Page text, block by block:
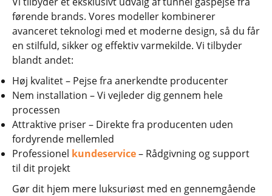
førende brands. Vores modeller kombinerer
avanceret teknologi med et moderne design, så du får
en stilfuld, sikker og effektiv varmekilde. Vi tilbyder
blandt andet:
Høj kvalitet – Pejse fra anerkendte producenter
Nem installation – Vi vejleder dig gennem hele
processen
Attraktive priser – Direkte fra producenten uden
fordyrende mellemled
Professionel kundeservice– Rådgivning og support
til dit projekt
Gør dit hjem mere luksuriøst med en gennemgående